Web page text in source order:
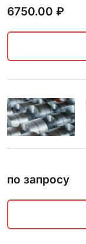
6750.00 ₽
по запросу